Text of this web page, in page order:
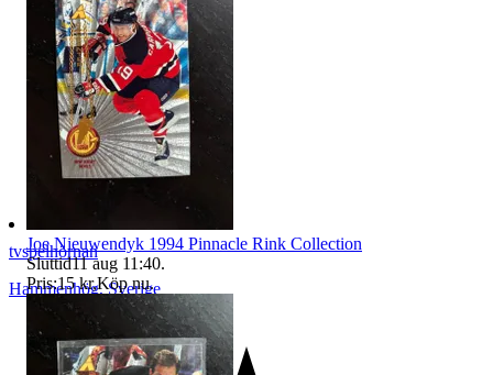
tvspelhörnan
Hammenhög,Sverige
Joe Nieuwendyk 1994 Pinnacle Rink Collection
Sluttid11 aug 11:40.
Pris:15 kr,Köp nu.